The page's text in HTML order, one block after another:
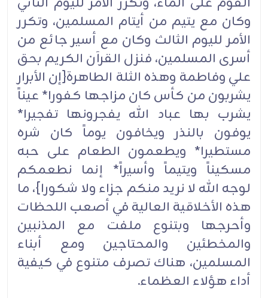
وكان مع يتيم من أيتام المسلمين، وتكرر
الأمر لليوم الثالث وكان مع أسير جائع من
أسرى المسلمين، فنزل القرآن الكريم بحق
علي وفاطمة وهذه الثلة الطاهرة{إن الأبرار
يشربون من كأس كان مزاجها كفورا* عيناً
يشرب بها عباد الله يفجرونها تفجيرا*
يوفون بالنذر ويخافون يوماً كان شره
مستطيرا* ويطعمون الطعام على حبه
مسكيناً ويتيماً وأسيراً* إنما نطعمكم
لوجه الله لا نريد منكم جزاء ولا شكورا}، ما
هذه الأخلاقية العالية في أصعب اللحظات
وأحرجها وبتنوع ملفت مع المذنبين
والمخطئين والمحتاجين ومع أبناء
المسلمين، هناك تصرف متنوع في كيفية
أداء هؤلاء العظماء.‏